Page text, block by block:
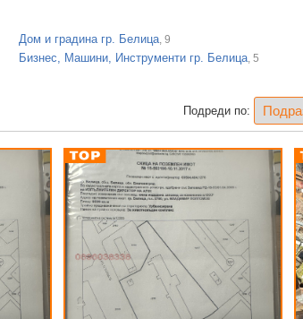
Дом и градина гр. Белица, 9
Бизнес, Машини, Инструменти гр. Белица, 5
Подреди по: